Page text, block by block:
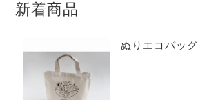
新着商品
ぬりエコバッグ